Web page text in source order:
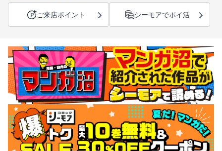
ご来店ポイント シーモアでポイ活